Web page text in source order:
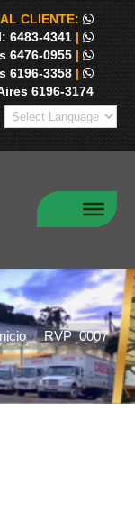
CLIENTE:
6483-4341 |
6476-0955 |
6196-3358 |
6196-3174
RVP_0007